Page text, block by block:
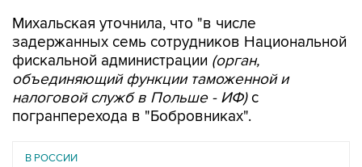
Михальская уточнила, что "в числе
задержанных семь сотрудников Национальной
фискальной администрации (орган,
объединяющий функции таможенной и
налоговой служб в Польше - ИФ)с
погранперехода в "Бобровниках".
В РОССИИ